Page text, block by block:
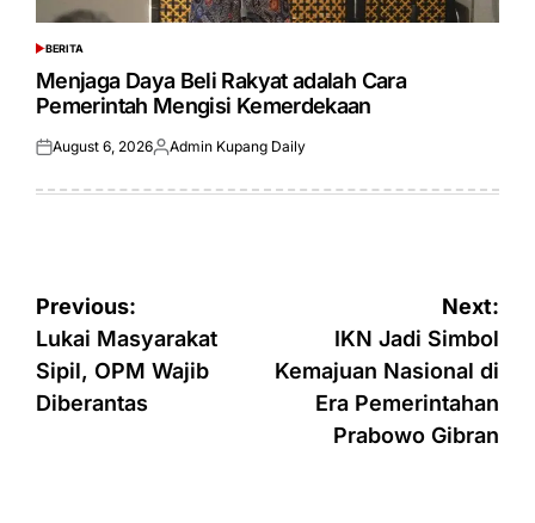
POSTED
IN
BERITA
Menjaga Daya Beli Rakyat adalah Cara
Pemerintah Mengisi Kemerdekaan
Posted
August 6, 2026Posted
Admin Kupang Daily
Post
navigation
Previous:
Lukai Masyarakat
Sipil, OPM Wajib
Diberantas
Next:
IKN Jadi Simbol
Kemajuan Nasional di
Era Pemerintahan
Prabowo Gibran